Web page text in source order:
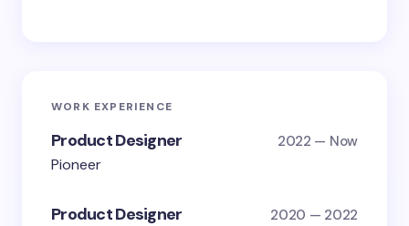
WORK EXPERIENCE
Product Designer 2022 — Now
Pioneer
Product Designer 2020 — 2022